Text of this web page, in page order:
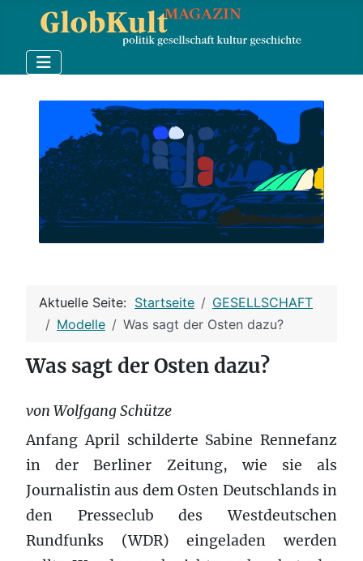
Aktuelle Seite: Startseite
GESELLSCHAFT
Modelle
Was sagt der Osten dazu?
Was sagt der Osten dazu?
von Wolfgang Schütze
Anfang April schilderte Sabine Rennefanz
in der Berliner Zeitung, wie sie als
Journalistin aus dem Osten Deutschlands in
den Presseclub des Westdeutschen
Rundfunks (WDR) eingeladen werden